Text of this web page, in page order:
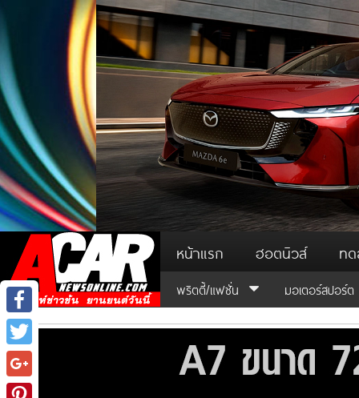
หน้าแรก ฮอตนิวส์ ท
พริตตี้/แฟชั่น มอเตอร์สปอร์ต
Facebook
Twitter
Google+